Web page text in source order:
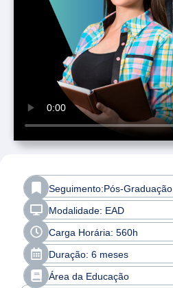
Seguimento:Pós-Graduação
Modalidade: EAD
Carga Horária: 560h
Duração: 6 meses
Área da Educação